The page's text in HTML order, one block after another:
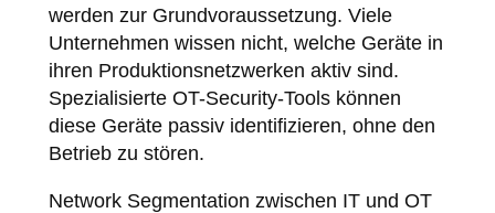
werden zur Grundvoraussetzung. Viele
Unternehmen wissen nicht, welche Geräte in
ihren Produktionsnetzwerken aktiv sind.
Spezialisierte OT-Security-Tools können
diese Geräte passiv identifizieren, ohne den
Betrieb zu stören.
Network Segmentation zwischen IT und OT